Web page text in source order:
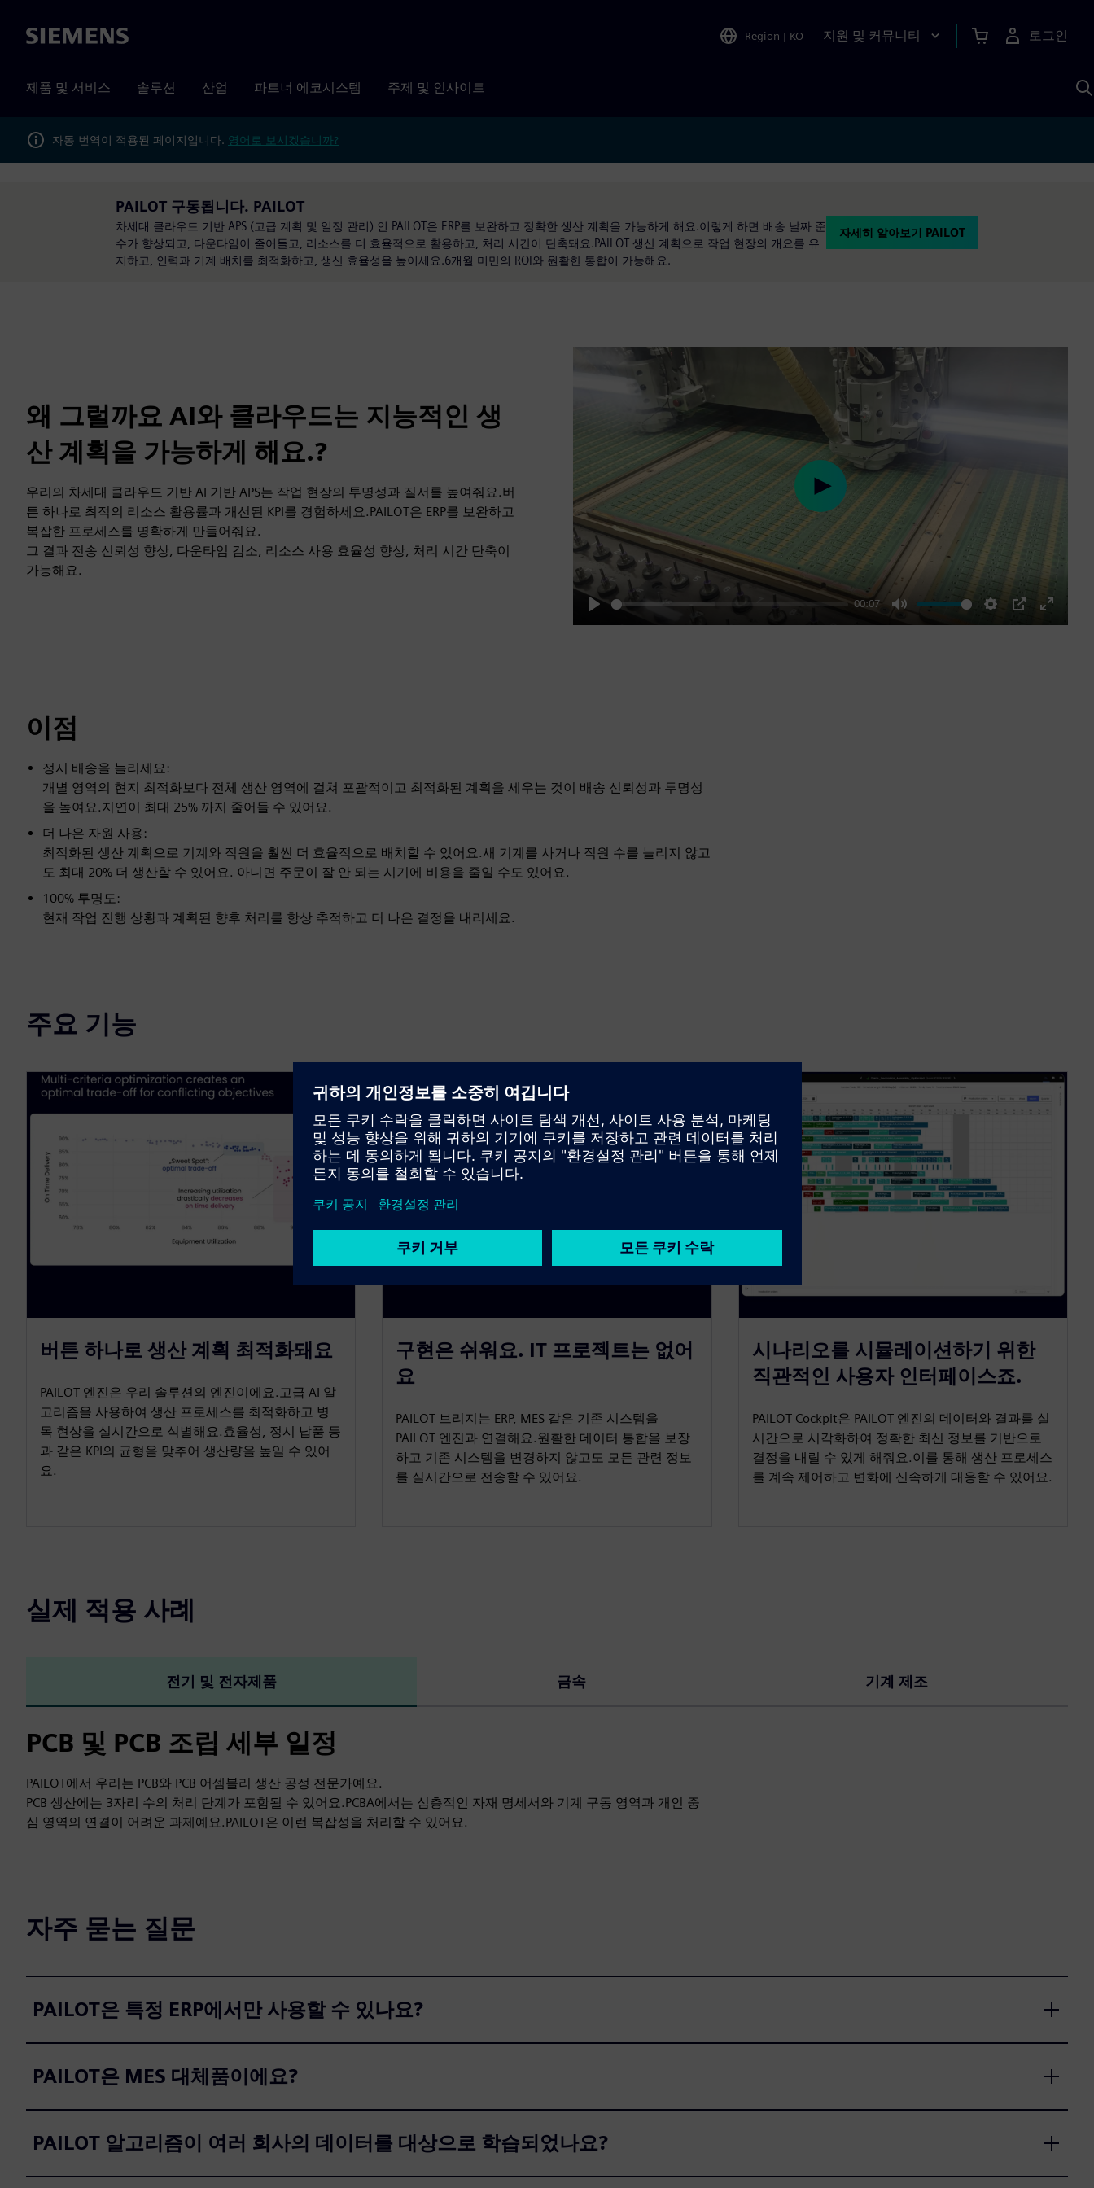
Siemens Region | KO 지원 및 커뮤니티 로그인
제품 및 서비스 솔루션 산업 파트너 에코시스템 주제 및 인사이트
자동 번역이 적용된 페이지입니다. 영어로 보시겠습니까?
PAILOT 구동됩니다. PAILOT
차세대 클라우드 기반 APS (고급 계획 및 일정 관리) 인 PAILOT은 ERP를 보완하고 정확한 생산 계획을 가능하게 해요.이렇게 하면 배송 날짜 준
수가 향상되고, 다운타임이 줄어들고, 리소스를 더 효율적으로 활용하고, 처리 시간이 단축돼요.PAILOT 생산 계획으로 작업 현장의 개요를 유
지하고, 인력과 기계 배치를 최적화하고, 생산 효율성을 높이세요.6개월 미만의 ROI와 원활한 통합이 가능해요.
자세히 알아보기 PAILOT
왜 그럴까요 AI와 클라우드는 지능적인 생
산 계획을 가능하게 해요.?
우리의 차세대 클라우드 기반 AI 기반 APS는 작업 현장의 투명성과 질서를 높여줘요.버
튼 하나로 최적의 리소스 활용률과 개선된 KPI를 경험하세요.PAILOT은 ERP를 보완하고
복잡한 프로세스를 명확하게 만들어줘요.
그 결과 전송 신뢰성 향상, 다운타임 감소, 리소스 사용 효율성 향상, 처리 시간 단축이
가능해요.
Play
00:07
Mute Settings
PIP
Enter
Play
이점
정시 배송을 늘리세요:
개별 영역의 현지 최적화보다 전체 생산 영역에 걸쳐 포괄적이고 최적화된 계획을 세우는 것이 배송 신뢰성과 투명성
을 높여요.지연이 최대 25% 까지 줄어들 수 있어요.
더 나은 자원 사용:
최적화된 생산 계획으로 기계와 직원을 훨씬 더 효율적으로 배치할 수 있어요.새 기계를 사거나 직원 수를 늘리지 않고
도 최대 20% 더 생산할 수 있어요. 아니면 주문이 잘 안 되는 시기에 비용을 줄일 수도 있어요.
100% 투명도:
현재 작업 진행 상황과 계획된 향후 처리를 항상 추적하고 더 나은 결정을 내리세요.
주요 기능
버튼 하나로 생산 계획 최적화돼요
PAILOT 엔진은 우리 솔루션의 엔진이에요.고급 AI 알
고리즘을 사용하여 생산 프로세스를 최적화하고 병
목 현상을 실시간으로 식별해요.효율성, 정시 납품 등
과 같은 KPI의 균형을 맞추어 생산량을 높일 수 있어
요.
구현은 쉬워요. IT 프로젝트는 없어
요
PAILOT 브리지는 ERP, MES 같은 기존 시스템을
PAILOT 엔진과 연결해요.원활한 데이터 통합을 보장
하고 기존 시스템을 변경하지 않고도 모든 관련 정보
를 실시간으로 전송할 수 있어요.
시나리오를 시뮬레이션하기 위한
직관적인 사용자 인터페이스죠.
PAILOT Cockpit은 PAILOT 엔진의 데이터와 결과를 실
시간으로 시각화하여 정확한 최신 정보를 기반으로
결정을 내릴 수 있게 해줘요.이를 통해 생산 프로세스
를 계속 제어하고 변화에 신속하게 대응할 수 있어요.
실제 적용 사례
전기 및 전자제품 금속 기계 제조
PCB 및 PCB 조립 세부 일정
PAILOT에서 우리는 PCB와 PCB 어셈블리 생산 공정 전문가예요.
PCB 생산에는 3자리 수의 처리 단계가 포함될 수 있어요.PCBA에서는 심층적인 자재 명세서와 기계 구동 영역과 개인 중
심 영역의 연결이 어려운 과제예요.PAILOT은 이런 복잡성을 처리할 수 있어요.
자주 묻는 질문
PAILOT은 특정 ERP에서만 사용할 수 있나요?
PAILOT은 MES 대체품이에요?
PAILOT 알고리즘이 여러 회사의 데이터를 대상으로 학습되었나요?